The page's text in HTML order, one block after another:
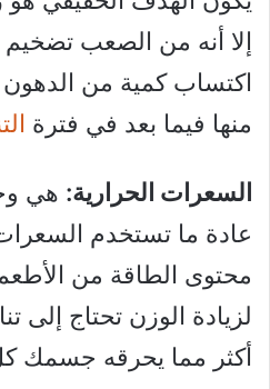
إلا أنه من الصعب
اكتساب كمية من الدهون
منها فيما بعد في فترة
السعرات الحرارية: هي
عادة ما تستخدم
محتوى الطاقة من
لزيادة الوزن تحتاج إلى
أكثر مما يحرقه جسمك